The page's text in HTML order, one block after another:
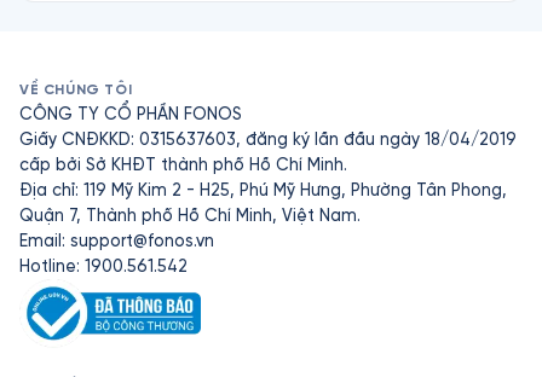
VỀ CHÚNG TÔI
CÔNG TY CỔ PHẦN FONOS
Giấy CNĐKKD: 0315637603, đăng ký lần đầu ngày 18/04/2019
cấp bởi Sở KHĐT thành phố Hồ Chí Minh.
Địa chỉ: 119 Mỹ Kim 2 - H25, Phú Mỹ Hưng, Phường Tân Phong,
Quận 7, Thành phố Hồ Chí Minh, Việt Nam.
Email: support@fonos.vn
Hotline: 1900.561.542